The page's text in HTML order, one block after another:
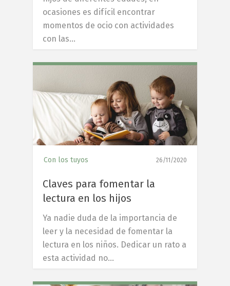
ocasiones es difícil encontrar
momentos de ocio con actividades
con las…
Con los tuyos 26/11/2020
Claves para fomentar la
lectura en los hijos
Ya nadie duda de la importancia de
leer y la necesidad de fomentar la
lectura en los niños. Dedicar un rato a
esta actividad no…